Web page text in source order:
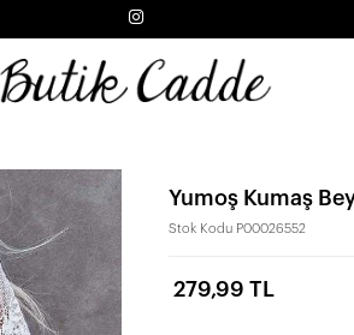
Yumoş Kumaş
Stok Kodu P00026552
279,99 TL